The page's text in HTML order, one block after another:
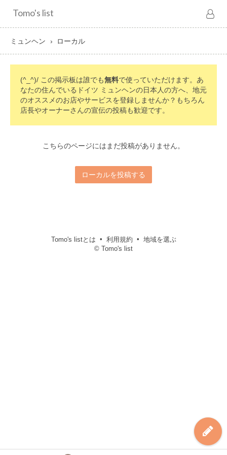
Tomo's list
ミュンヘン ローカル
(^_^)/ この掲示板は誰でも無料で使っていただけます。あ
なたの住んでいるドイツ ミュンヘンの日本人の方へ、地元
のオススメのお店やサービスを登録しませんか？もちろん
店長やオーナーさんの宣伝の投稿も歓迎です。
こちらのページにはまだ投稿がありません。
ローカルを投稿する
Tomo's listとは 利用規約
地域を選ぶ
© Tomo's list